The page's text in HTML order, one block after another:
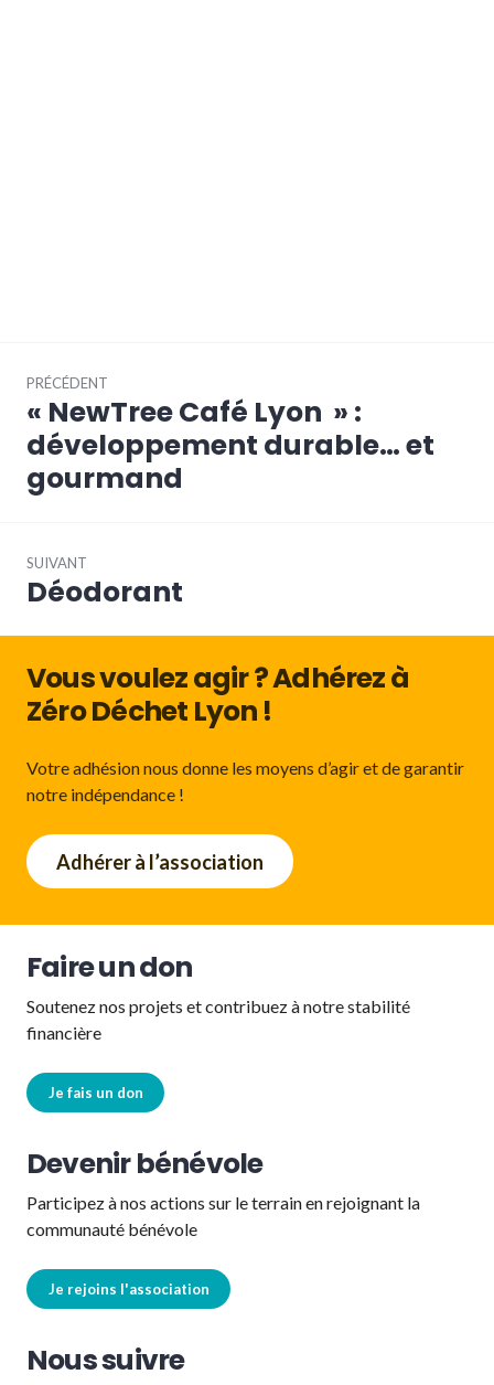
de
l’article
PRÉCÉDENT
Article
précédent :
« NewTree Café Lyon » :
développement durable… et
gourmand
SUIVANT
Article
Déodorant
Vous voulez agir ? Adhérez à
Zéro Déchet Lyon !
Votre adhésion nous donne les moyens d’agir et de garantir
notre indépendance !
Adhérer à l’association
Faire un don
Soutenez nos projets et contribuez à notre stabilité
financière
Je fais un don
Devenir bénévole
Participez à nos actions sur le terrain en rejoignant la
communauté bénévole
Je rejoins l'association
Nous suivre